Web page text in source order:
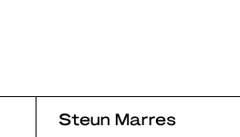
Steun Marres